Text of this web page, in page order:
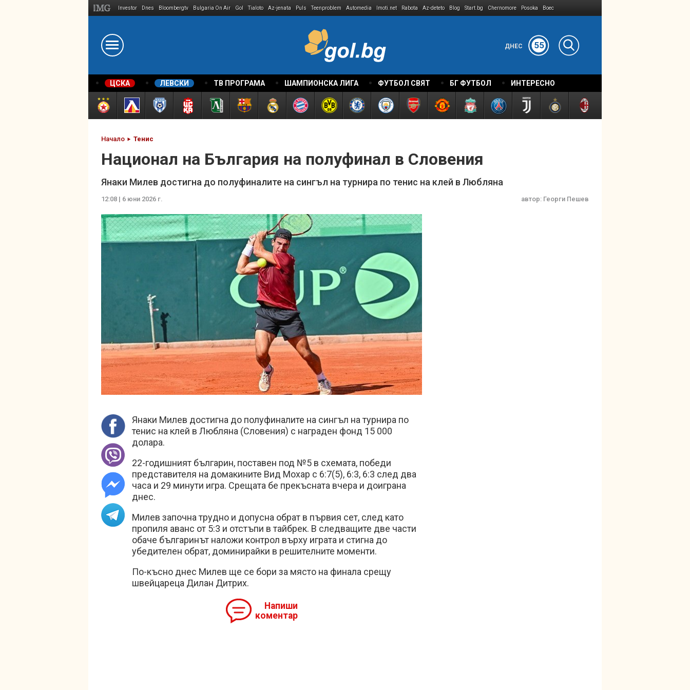
Investor Dnes Bloombergtv Bulgaria On Air Gol Tialoto Az-jenata Puls Teenproblem Automedia Imoti.net Rabota Az-deteto Blog Start.bg Chernomore Posoka Boec
ДНЕС 55
ЦСКА ЛЕВСКИ ТВ ПРОГРАМА ШАМПИОНСКА ЛИГА ФУТБОЛ СВЯТ БГ ФУТБОЛ ИНТЕРЕСНО
Начало Тенис
Национал на България на полуфинал в Словения
Янаки Милев достигна до полуфиналите на сингъл на турнира по тенис на клей в Любляна
12:08 | 6 юни 2026 г. автор: Георги Пешев
Янаки Милев достигна до полуфиналите на сингъл на турнира по
тенис на клей в Любляна (Словения) с награден фонд 15 000
долара.
22-годишният българин, поставен под №5 в схемата, победи
представителя на домакините Вид Мохар с 6:7(5), 6:3, 6:3 след два
часа и 29 минути игра. Срещата бе прекъсната вчера и доиграна
днес.
Милев започна трудно и допусна обрат в първия сет, след като
пропиля аванс от 5:3 и отстъпи в тайбрек. В следващите две части
обаче българинът наложи контрол върху играта и стигна до
убедителен обрат, доминирайки в решителните моменти.
По-късно днес Милев ще се бори за място на финала срещу
швейцареца Дилан Дитрих.
Напиши
коментар